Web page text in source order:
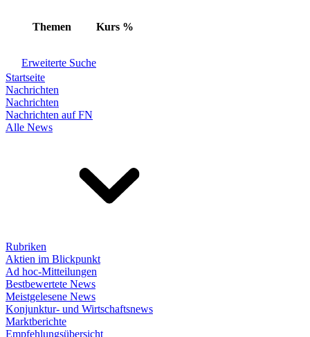
Themen Kurs %
Erweiterte Suche
Startseite
Nachrichten
Nachrichten
Nachrichten auf FN
Alle News
Rubriken
Aktien im Blickpunkt
Ad hoc-Mitteilungen
Bestbewertete News
Meistgelesene News
Konjunktur- und Wirtschaftsnews
Marktberichte
Empfehlungsübersicht